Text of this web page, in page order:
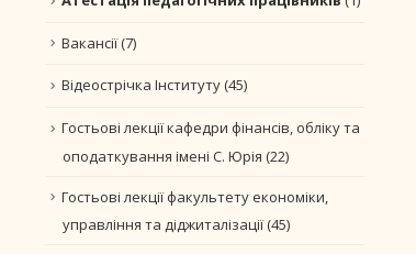
Вакансії(7)
Відеострічка Інституту(45)
Гостьові лекції кафедри фінансів, обліку та
оподаткування імені С. Юрія (22)
Гостьові лекції факультету економіки,
управління та діджиталізації(45)